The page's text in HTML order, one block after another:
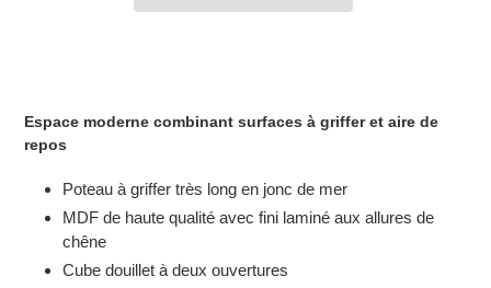
à
votre
panier
Espace moderne combinant surfaces à griffer et aire de
repos
Poteau à griffer très long en jonc de mer
MDF de haute qualité avec fini laminé aux allures de
chêne
Cube douillet à deux ouvertures